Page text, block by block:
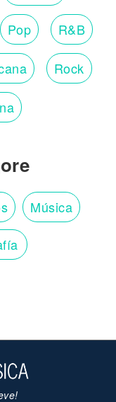
Pop R&B
Rock
Música